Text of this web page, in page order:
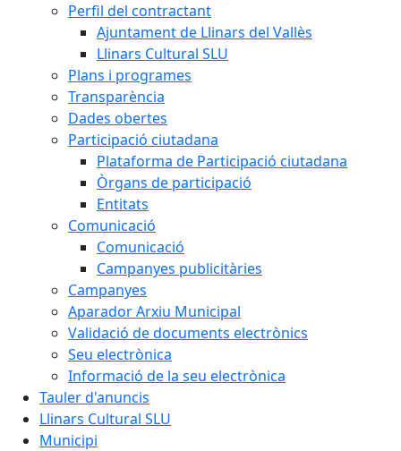
Perfil del contractant
Ajuntament de Llinars del Vallès
Llinars Cultural SLU
Plans i programes
Transparència
Dades obertes
Participació ciutadana
Plataforma de Participació ciutadana
Òrgans de participació
Entitats
Comunicació
Comunicació
Campanyes publicitàries
Campanyes
Aparador Arxiu Municipal
Validació de documents electrònics
Seu electrònica
Informació de la seu electrònica
Tauler d'anuncis
Llinars Cultural SLU
Municipi